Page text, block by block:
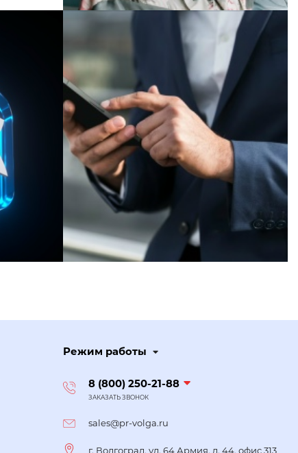
Режим работы
8 (800) 250-21-88
ЗАКАЗАТЬ ЗВОНОК
sales@pr-volga.ru
г. Волгоград, ул. 64 Армия, д. 44, офис 313